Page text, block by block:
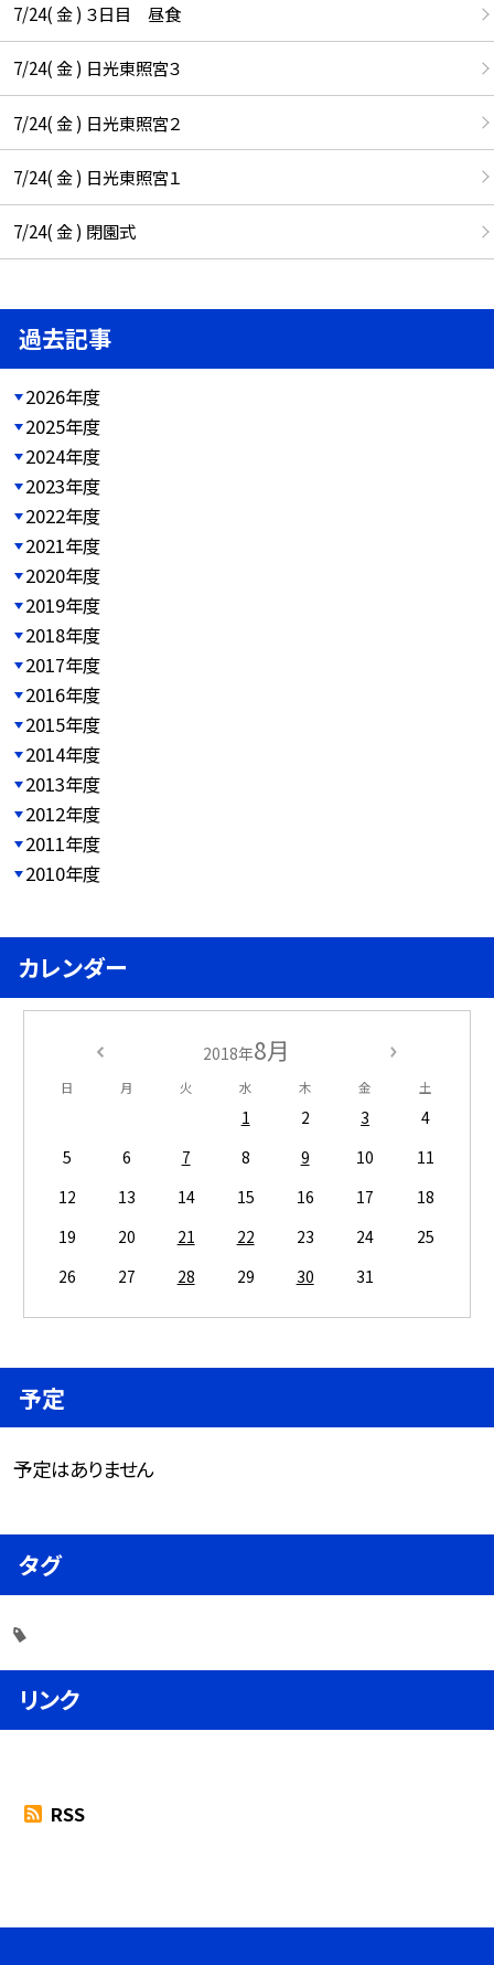
7/24( 金 ) ３日目 昼食
7/24( 金 ) 日光東照宮３
7/24( 金 ) 日光東照宮２
7/24( 金 ) 日光東照宮１
7/24( 金 ) 閉園式
過去記事
2026年度
2025年度
2024年度
2023年度
2022年度
2021年度
2020年度
2019年度
2018年度
2017年度
2016年度
2015年度
2014年度
2013年度
2012年度
2011年度
2010年度
カレンダー
2018年8月
日 月 火 水 木 金 土
1 2 3
4
5
6 7 8 9 10
11
12
13 14 15 16 17
18
19
20 21 22 23 24
25
26
27 28 29 30 31
予定
予定はありません
タグ
リンク
RSS